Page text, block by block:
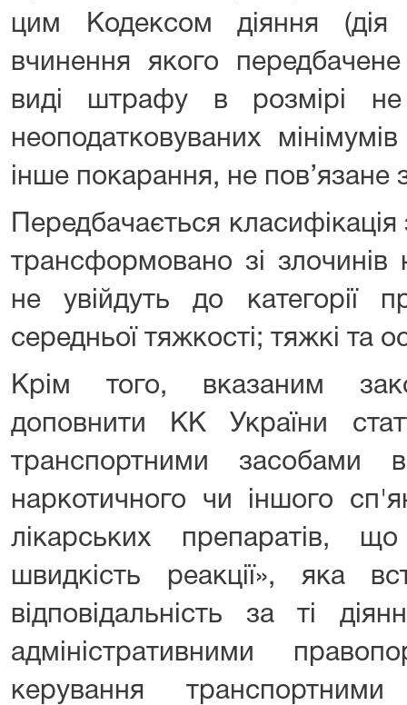
цим Кодексом діяння (дія
вчинення якого
виді штрафу в розмірі
неоподатковуваних
інше покарання, не пов’язане
Передбачається класифікація
трансформовано зі злочинів
не увійдуть до категорії
середньої тяжкості; тяжкі та
Крім того, вказаним
доповнити КК України
транспортними засобами
наркотичного чи іншого
лікарських препаратів,
швидкість реакції», яка
відповідальність за ті
адміністративними
керування